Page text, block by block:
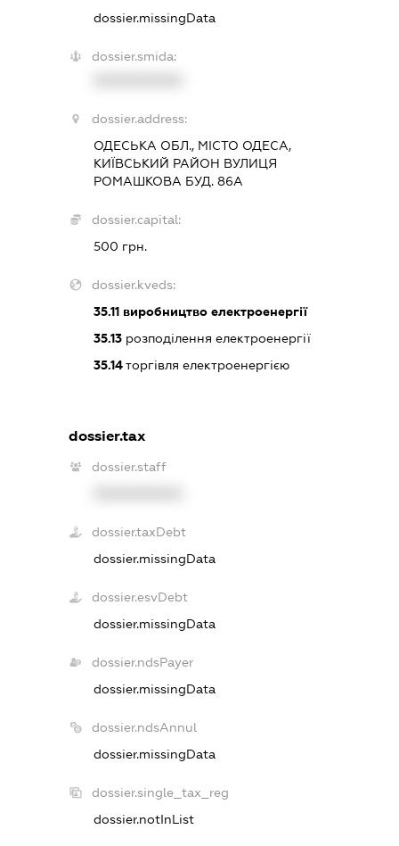
dossier.missingData
dossier.smida:
dossier.address:
ОДЕСЬКА ОБЛ., МІСТО ОДЕСА,
КИЇВСЬКИЙ РАЙОН ВУЛИЦЯ
РОМАШКОВА БУД. 86А
dossier.capital:
500 грн.
dossier.kveds:
35.11виробництво електроенергії
35.13розподілення електроенергії
35.14торгівля електроенергією
dossier.tax
dossier.staff
dossier.taxDebt
dossier.missingData
dossier.esvDebt
dossier.missingData
dossier.ndsPayer
dossier.missingData
dossier.ndsAnnul
dossier.missingData
dossier.single_tax_reg
dossier.notInList